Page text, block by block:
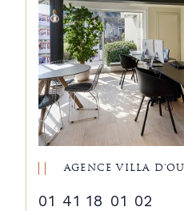
AGENCE VILLA
01 41 18 01 02